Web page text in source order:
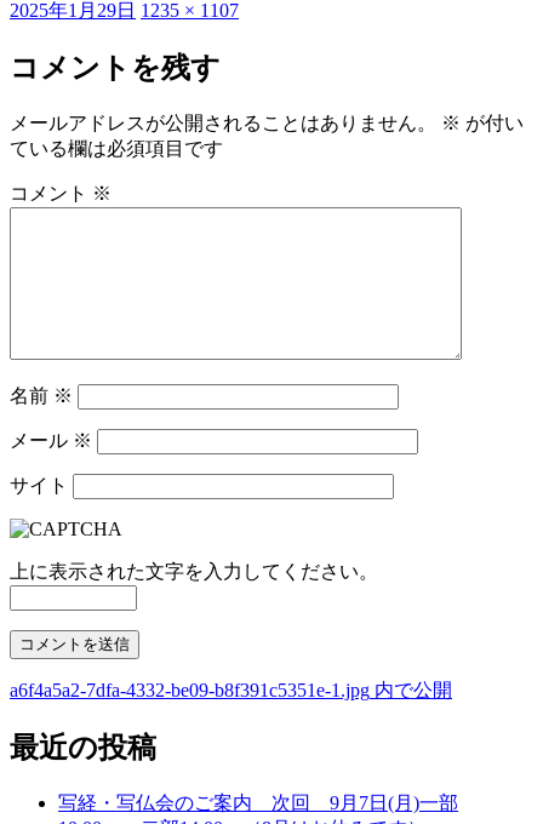
投
日:
2025年1月29日 フ
サ
イ
1235 × 1107
コメントを残す
メールアドレスが公開されることはありません。 ※ が付い
ている欄は必須項目です
コメント ※
名前 ※
メール ※
サイト
上に表示された文字を入力してください。
投
稿
a6f4a5a2-7dfa-4332-be09-b8f391c5351e-1.jpg 内で公開
最近の投稿
写経・写仏会のご案内 次回 9月7日(月)一部